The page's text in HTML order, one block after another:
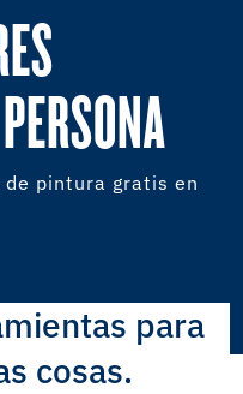
pintura gratis en
para
cosas.